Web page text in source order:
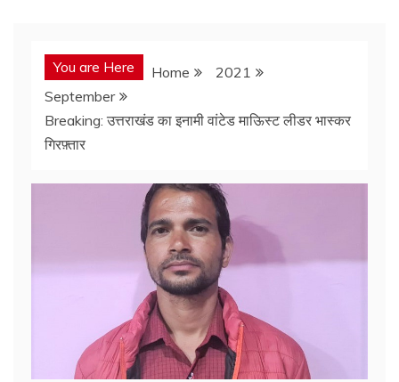
You are Here Home
2021
September
Breaking: उत्तराखंड का इनामी वांटेड माऊिस्ट लीडर भास्कर
गिरफ़्तार